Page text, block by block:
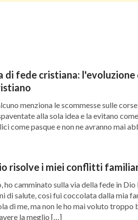
di questi esseri umani che
di queste persone senza
una risposta da loro. Egli
acqua e cibo e svegliarti,
e quando comincerai a
non piangere. Dio
in profondi pensieri.
a vivere, Dio Si era accorto
e le sorelle, e aveva atteso
di fede cristiana:
menziona le scommesse sulle
alla sola idea e la evitano
come pasque e non ne avranno mai
risolve i miei conflitti
ho camminato sulla via della fede in Dio
di salute, così fui coccolata dalla mia
di me, ma non le ho mai voluto troppo
la meglio […]